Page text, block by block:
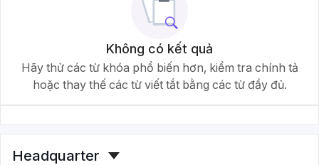
Không có kết quả
Hãy thử các từ khóa phổ biến hơn, kiểm tra chính tả
hoặc thay thế các từ viết tắt bằng các từ đầy đủ.
Headquarter